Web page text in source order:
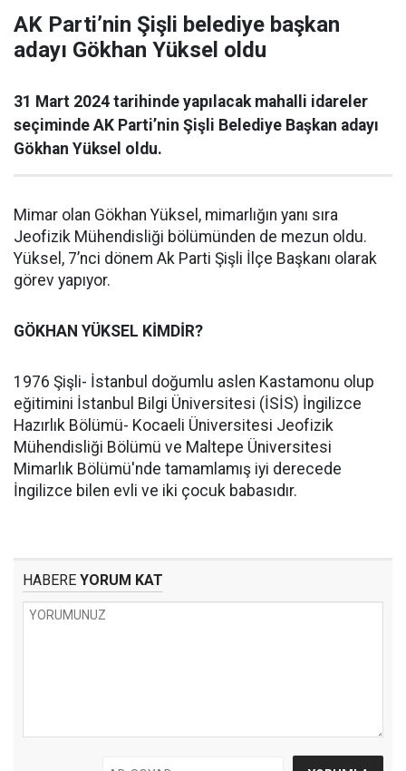
AK Parti’nin Şişli belediye başkan
adayı Gökhan Yüksel oldu
31 Mart 2024 tarihinde yapılacak mahalli idareler
seçiminde AK Parti’nin Şişli Belediye Başkan adayı
Gökhan Yüksel oldu.
Mimar olan Gökhan Yüksel, mimarlığın yanı sıra
Jeofizik Mühendisliği bölümünden de mezun oldu.
Yüksel, 7’nci dönem Ak Parti Şişli İlçe Başkanı olarak
görev yapıyor.
GÖKHAN YÜKSEL KİMDİR?
1976 Şişli- İstanbul doğumlu aslen Kastamonu olup
eğitimini İstanbul Bilgi Üniversitesi (İSİS) İngilizce
Hazırlık Bölümü- Kocaeli Üniversitesi Jeofizik
Mühendisliği Bölümü ve Maltepe Üniversitesi
Mimarlık Bölümü'nde tamamlamış iyi derecede
İngilizce bilen evli ve iki çocuk babasıdır.
HABERE YORUM KAT